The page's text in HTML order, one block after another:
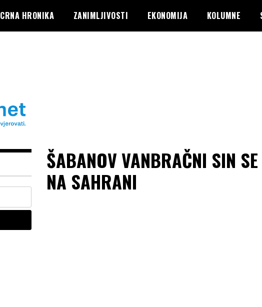
CRNA HRONIKA ZANIMLJIVOSTI EKONOMIJA KOLUMNE
ŠABANOV VANBRAČNI SIN
NA SAHRANI